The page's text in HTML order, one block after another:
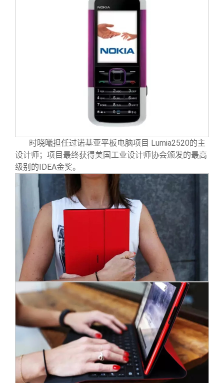
时晓曦担任过诺基亚平板电脑项目 Lumia2520的主
设计师；项目最终获得美国工业设计师协会颁发的最高
级别的IDEA金奖。